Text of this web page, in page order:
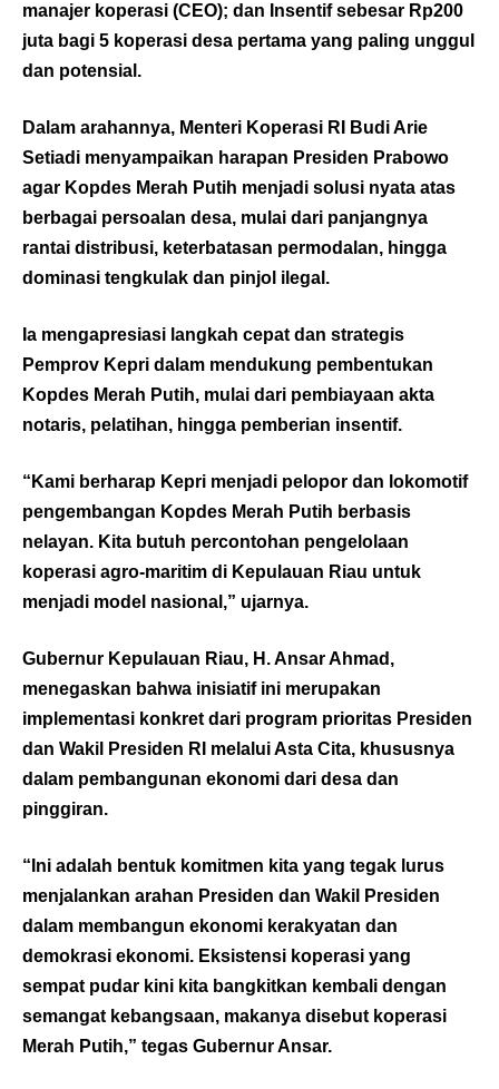
manajer koperasi (CEO); dan Insentif sebesar Rp200
juta bagi 5 koperasi desa pertama yang paling unggul
dan potensial.
Dalam arahannya, Menteri Koperasi RI Budi Arie
Setiadi menyampaikan harapan Presiden Prabowo
agar Kopdes Merah Putih menjadi solusi nyata atas
berbagai persoalan desa, mulai dari panjangnya
rantai distribusi, keterbatasan permodalan, hingga
dominasi tengkulak dan pinjol ilegal.
Ia mengapresiasi langkah cepat dan strategis
Pemprov Kepri dalam mendukung pembentukan
Kopdes Merah Putih, mulai dari pembiayaan akta
notaris, pelatihan, hingga pemberian insentif.
“Kami berharap Kepri menjadi pelopor dan lokomotif
pengembangan Kopdes Merah Putih berbasis
nelayan. Kita butuh percontohan pengelolaan
koperasi agro-maritim di Kepulauan Riau untuk
menjadi model nasional,” ujarnya.
Gubernur Kepulauan Riau, H. Ansar Ahmad,
menegaskan bahwa inisiatif ini merupakan
implementasi konkret dari program prioritas Presiden
dan Wakil Presiden RI melalui Asta Cita, khususnya
dalam pembangunan ekonomi dari desa dan
pinggiran.
“Ini adalah bentuk komitmen kita yang tegak lurus
menjalankan arahan Presiden dan Wakil Presiden
dalam membangun ekonomi kerakyatan dan
demokrasi ekonomi. Eksistensi koperasi yang
sempat pudar kini kita bangkitkan kembali dengan
semangat kebangsaan, makanya disebut koperasi
Merah Putih,” tegas Gubernur Ansar.